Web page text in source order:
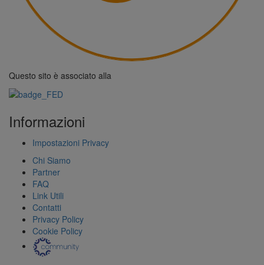
Questo sito è associato alla
Informazioni
Impostazioni Privacy
Chi Siamo
Partner
FAQ
Link Utili
Contatti
Privacy Policy
Cookie Policy